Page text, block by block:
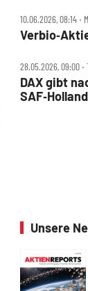
10.06.2026, 08:14 ‧
28.05.2026, 09:00
DAX gibt
Unsere